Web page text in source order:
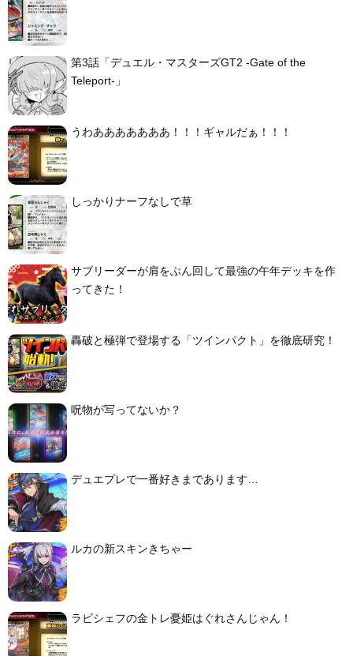
第3話「デュエル・マスターズGT2 -Gate of the
Teleport-」
うわあああああああ！！！ギャルだぁ！！！
しっかりナーフなしで草
サブリーダーが肩をぶん回して最強の午年デッキを作
ってきた！
轟破と極弾で登場する「ツインパクト」を徹底研究！
呪物が写ってないか？
デュエプレで一番好きまであります…
ルカの新スキンきちゃー
ラビシェフの金トレ憂姫はぐれさんじゃん！